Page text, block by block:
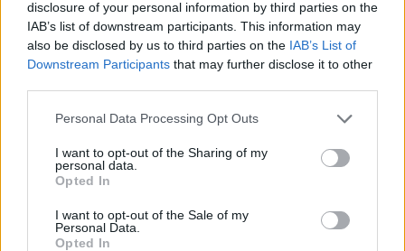
disclosure of your personal information by third parties on the
IAB’s list of downstream participants. This information may
also be disclosed by us to third parties on the IAB’s List of
Downstream Participants that may further disclose it to other
Personal Data Processing Opt Outs
I want to opt-out of the Sharing of my
personal data.
Opted In
I want to opt-out of the Sale of my
Personal Data.
Opted In
Please
enter
the
characters
CAPTCHA
ÚLTIMES NOTÍCIES
de la Running Sèries Terres de l’Ebre